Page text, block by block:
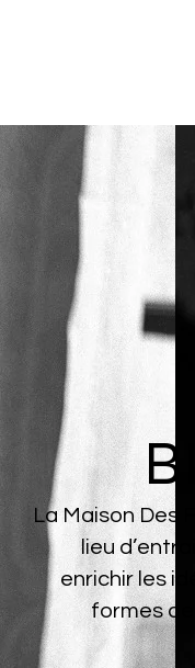
La Maison Des
lieu
enrichir les
formes